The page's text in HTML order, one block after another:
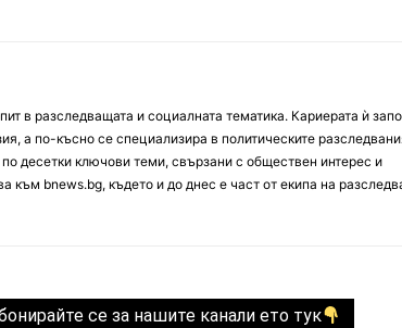
в разследващата и социалната тематика. Кариерата ѝ
а по-късно се специализира в политическите
десетки ключови теми, свързани с обществен интерес и
към bnews.bg, където и до днес е част от екипа на
се за нашите канали ето тук